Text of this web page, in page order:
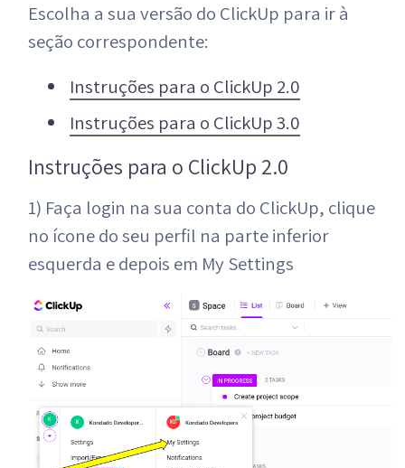
Escolha a sua versão do ClickUp para ir à
seção correspondente:
Instruções para o ClickUp 2.0
Instruções para o ClickUp 3.0
Instruções para o ClickUp 2.0
1) Faça login na sua conta do ClickUp, clique
no ícone do seu perfil na parte inferior
esquerda e depois em My Settings